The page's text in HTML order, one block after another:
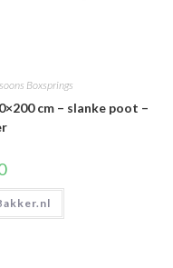
Boxsprings
cm – slanke poot –